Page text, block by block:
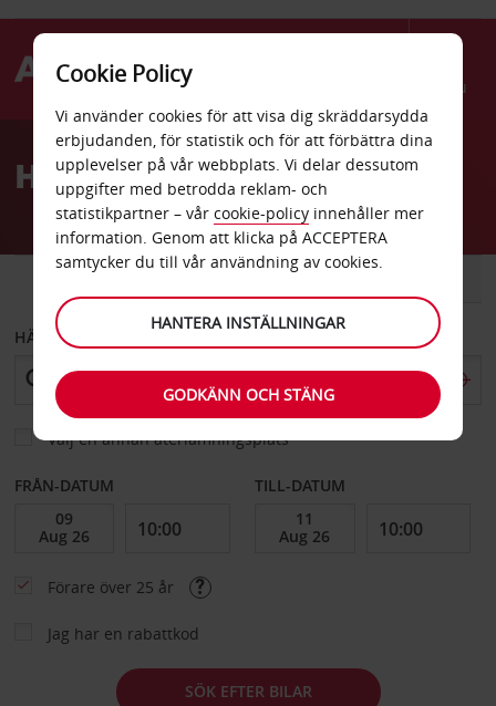
Menu
AvisHyrbil Indiana
BIL
HÄMTA FRÅN
Välj en annan återlämningsplats
FRÅN-DATUM TILL-DATUM
Förare över 25 år
Jag har en rabattkod
SÖK EFTER BILAR
Cookie Policy
Vi använder cookies för att visa dig skräddarsydda
erbjudanden, för statistik och för att förbättra dina
upplevelser på vår webbplats. Vi delar dessutom
uppgifter med betrodda reklam- och
statistikpartner – vår cookie-policy innehåller mer
information. Genom att klicka på ACCEPTERA
samtycker du till vår användning av cookies.
HANTERA INSTÄLLNINGAR
GODKÄNN OCH STÄNG